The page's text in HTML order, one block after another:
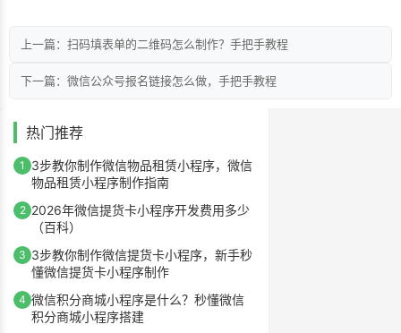
上一篇：扫码填表单的二维码怎么制作？手把手教程
下一篇：微信公众号报名链接怎么做，手把手教程
热门推荐
1
3步教你制作微信物品租赁小程序，微信
物品租赁小程序制作指南
2 2026年微信提货卡小程序开发费用多少
（百科）
3 3步教你制作微信提货卡小程序，新手秒
懂微信提货卡小程序制作
4 微信积分商城小程序是什么？秒懂微信
积分商城小程序搭建